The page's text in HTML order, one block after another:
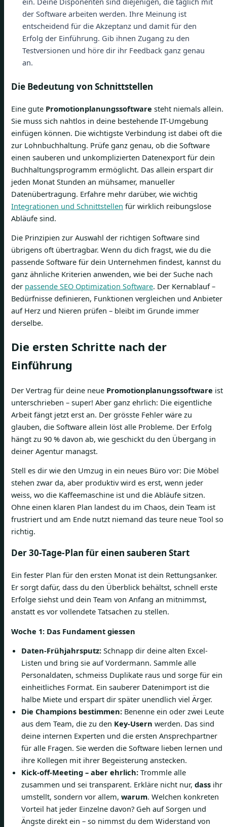
der Software arbeiten werden. Ihre Meinung ist
entscheidend für die Akzeptanz und damit für den
Erfolg der Einführung. Gib ihnen Zugang zu den
Testversionen und höre dir ihr Feedback ganz genau
an.
Die Bedeutung von Schnittstellen
Eine gute Promotionplanungssoftware steht niemals allein.
Sie muss sich nahtlos in deine bestehende IT-Umgebung
einfügen können. Die wichtigste Verbindung ist dabei oft die
zur Lohnbuchhaltung. Prüfe ganz genau, ob die Software
einen sauberen und unkomplizierten Datenexport für dein
Buchhaltungsprogramm ermöglicht. Das allein erspart dir
jeden Monat Stunden an mühsamer, manueller
Datenübertragung. Erfahre mehr darüber, wie wichtig
Integrationen und Schnittstellen für wirklich reibungslose
Abläufe sind.
Die Prinzipien zur Auswahl der richtigen Software sind
übrigens oft übertragbar. Wenn du dich fragst, wie du die
passende Software für dein Unternehmen findest, kannst du
ganz ähnliche Kriterien anwenden, wie bei der Suche nach
der passende SEO Optimization Software. Der Kernablauf –
Bedürfnisse definieren, Funktionen vergleichen und Anbieter
auf Herz und Nieren prüfen – bleibt im Grunde immer
derselbe.
Die ersten Schritte nach der
Einführung
Der Vertrag für deine neue Promotionplanungssoftware ist
unterschrieben – super! Aber ganz ehrlich: Die eigentliche
Arbeit fängt jetzt erst an. Der grösste Fehler wäre zu
glauben, die Software allein löst alle Probleme. Der Erfolg
hängt zu 90 % davon ab, wie geschickt du den Übergang in
deiner Agentur managst.
Stell es dir wie den Umzug in ein neues Büro vor: Die Möbel
stehen zwar da, aber produktiv wird es erst, wenn jeder
weiss, wo die Kaffeemaschine ist und die Abläufe sitzen.
Ohne einen klaren Plan landest du im Chaos, dein Team ist
frustriert und am Ende nutzt niemand das teure neue Tool so
richtig.
Der 30-Tage-Plan für einen sauberen Start
Ein fester Plan für den ersten Monat ist dein Rettungsanker.
Er sorgt dafür, dass du den Überblick behältst, schnell erste
Erfolge siehst und dein Team von Anfang an mitnimmst,
anstatt es vor vollendete Tatsachen zu stellen.
Woche 1: Das Fundament giessen
Daten-Frühjahrsputz: Schnapp dir deine alten Excel-
Listen und bring sie auf Vordermann. Sammle alle
Personaldaten, schmeiss Duplikate raus und sorge für ein
einheitliches Format. Ein sauberer Datenimport ist die
halbe Miete und erspart dir später unendlich viel Ärger.
Die Champions bestimmen: Benenne ein oder zwei Leute
aus dem Team, die zu den Key-Usern werden. Das sind
deine internen Experten und die ersten Ansprechpartner
für alle Fragen. Sie werden die Software lieben lernen und
ihre Kollegen mit ihrer Begeisterung anstecken.
Kick-off-Meeting – aber ehrlich: Trommle alle
zusammen und sei transparent. Erkläre nicht nur, dass ihr
umstellt, sondern vor allem, warum. Welchen konkreten
Vorteil hat jeder Einzelne davon? Geh auf Sorgen und
Ängste direkt ein – so nimmst du dem Widerstand von